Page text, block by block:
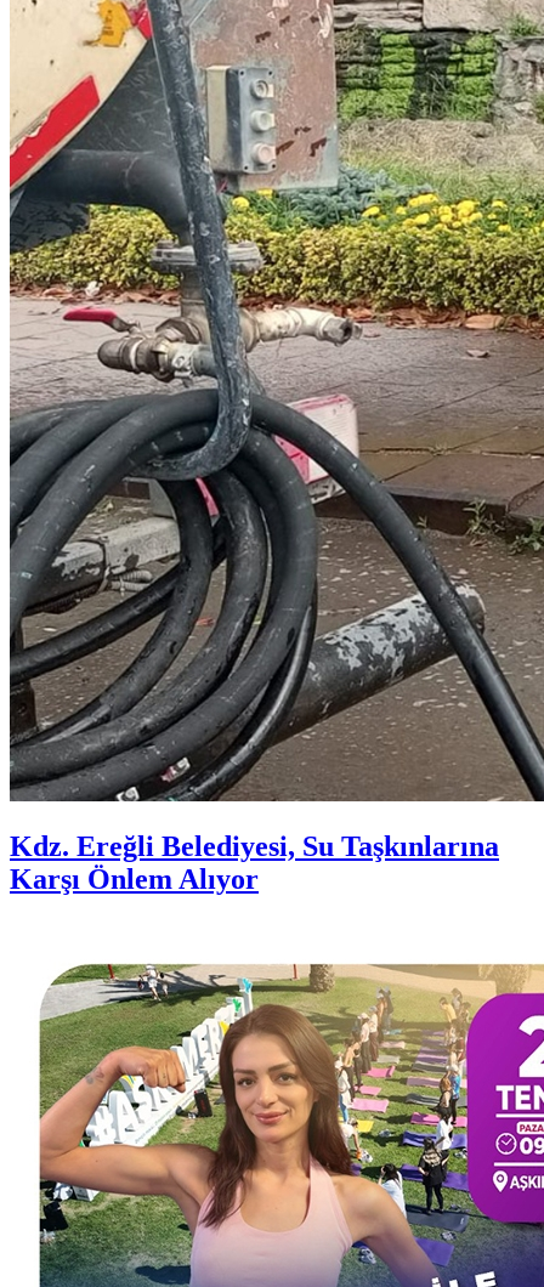
Kdz. Ereğli Belediyesi, Su Taşkınlarına
Karşı Önlem Alıyor